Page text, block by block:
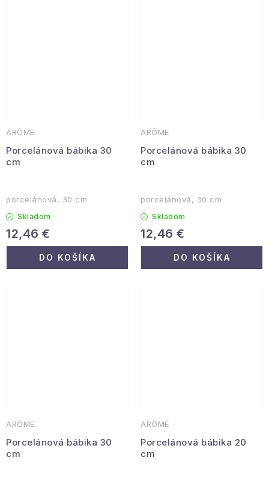
ARÔME
Porcelánová bábika 30
cm
porcelánová, 30 cm
Skladom
12,46 €
DO KOŠÍKA
ARÔME
Porcelánová bábika 30
cm
porcelánová, 30 cm
Skladom
12,46 €
DO KOŠÍKA
ARÔME
Porcelánová bábika 30
cm
ARÔME
Porcelánová bábika 20
cm